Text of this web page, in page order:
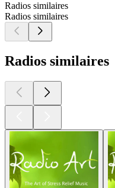
Radios similaires
Radios similaires
Radios similaires